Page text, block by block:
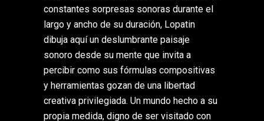
constantes sorpresas sonoras durante el
largo y ancho de su duración, Lopatin
dibuja aquí un deslumbrante paisaje
sonoro desde su mente que invita a
percibir como sus fórmulas compositivas
y herramientas gozan de una libertad
creativa privilegiada. Un mundo hecho a su
propia medida, digno de ser visitado con